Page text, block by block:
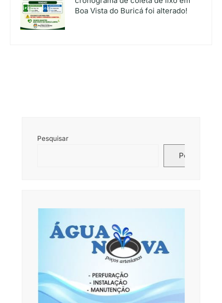
Boa Vista do Buricá foi alterado!
Pesquisar
Pesquisar